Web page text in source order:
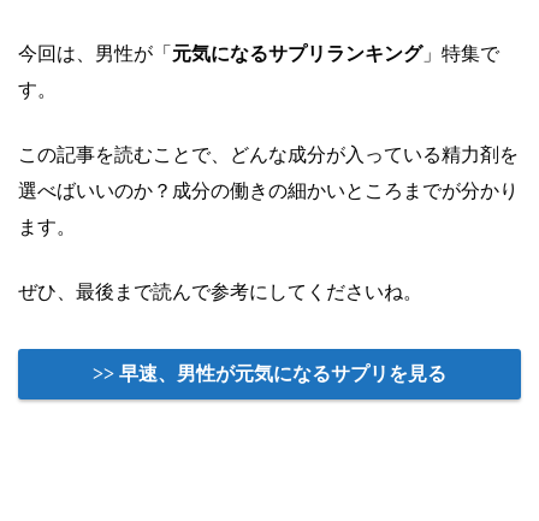
今回は、男性が「 元気になるサプリランキング」特集で
す。
この記事を読むことで、どんな成分が入っている精力剤を
選べばいいのか？成分の働きの細かいところまでが分かり
ます。
ぜひ、最後まで読んで参考にしてくださいね。
>> 早速、男性が元気になるサプリを見る